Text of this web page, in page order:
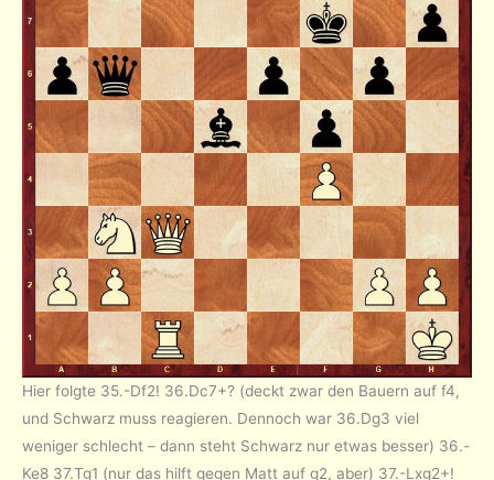
Hier folgte 35.-Df2! 36.Dc7+? (deckt zwar den Bauern auf f4,
und Schwarz muss reagieren. Dennoch war 36.Dg3 viel
weniger schlecht – dann steht Schwarz nur etwas besser) 36.-
Ke8 37.Tg1 (nur das hilft gegen Matt auf g2, aber) 37.-Lxg2+!